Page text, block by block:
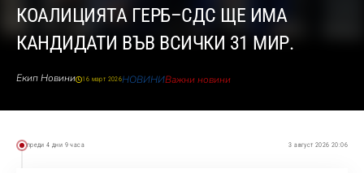
КОАЛИЦИЯТА ГЕРБ–СДС ЩЕ ИМА
КАНДИДАТИ ВЪВ ВСИЧКИ 31 МИР.
Екип Новини 16 март 2026НОВИНИВажни новини
преди 4 дни 9 часа 3 август 2026 20:06